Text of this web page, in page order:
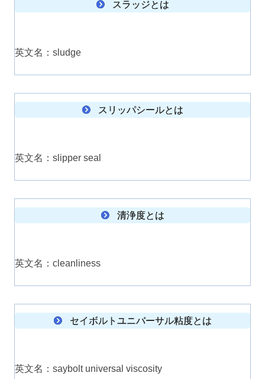
スラッジとは
英文名：sludge
スリッパシールとは
英文名：slipper seal
清浄度とは
英文名：cleanliness
セイボルトユニバーサル粘度とは
英文名：saybolt universal viscosity